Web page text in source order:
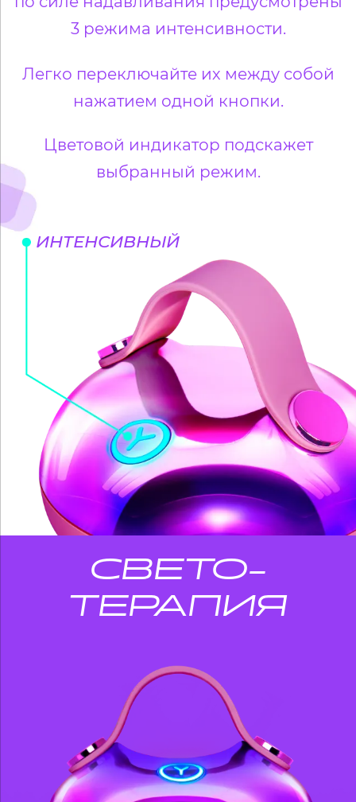
3 режима интенсивности.
Легко переключайте их между собой
нажатием одной кнопки.
Цветовой индикатор подскажет
выбранный режим.
ИНТЕНСИВНЫЙ
СВЕТО-
ТЕРАПИЯ